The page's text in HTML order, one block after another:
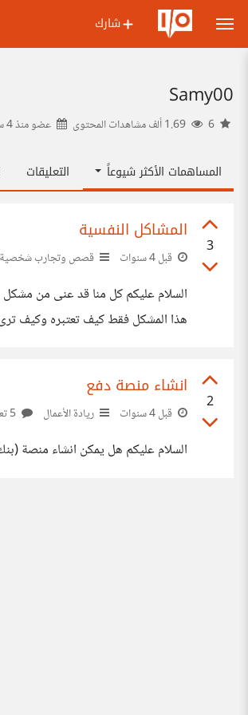
شارك
Samy00
عضو منذ4 سنوات
المساهمات الأكثر شيوعاً التعليقات
3
المشاكل النفسية
قبل 4 سنوات قصص وتجارب شخصية
السلام عليكم كل منا قد عنى من مشكل
2
انشاء منصة دفع
قبل 4 سنوات ريادة الأعمال
السلام عليكم هل يمكن انشاء منصة